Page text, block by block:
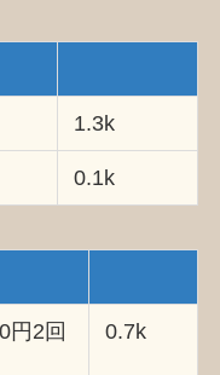
1.3k
0.1k
円2回
0.7k